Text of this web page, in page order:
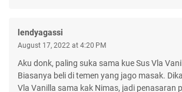
lendyagassi
August 17, 2022 at 4:20 PM
Aku donk, paling suka sama kue Sus Vla
Biasanya beli di temen yang jago masak.
Vla Vanilla sama kak Nimas, jadi penasaran